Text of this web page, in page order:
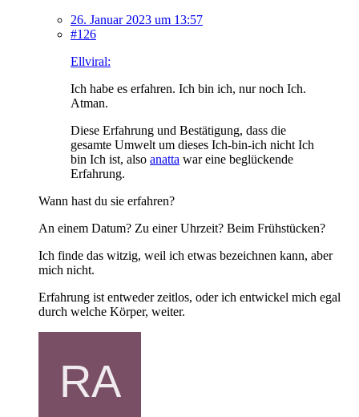
26. Januar 2023 um 13:57
#126
Ellviral:
Ich habe es erfahren. Ich bin ich, nur noch Ich.
Atman.
Diese Erfahrung und Bestätigung, dass die
gesamte Umwelt um dieses Ich-bin-ich nicht Ich
bin Ich ist, also anatta war eine beglückende
Erfahrung.
Wann hast du sie erfahren?
An einem Datum? Zu einer Uhrzeit? Beim Frühstücken?
Ich finde das witzig, weil ich etwas bezeichnen kann, aber
mich nicht.
Erfahrung ist entweder zeitlos, oder ich entwickel mich egal
durch welche Körper, weiter.